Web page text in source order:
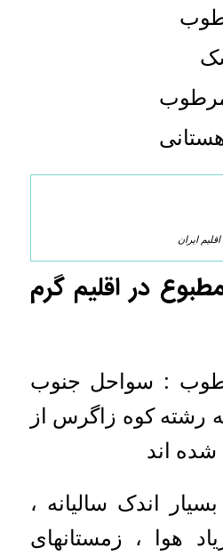
مرطوب
اقلیم ایران
در اقلیم گرم
: سواحل جنوب
رشته کوه زاگرس از
اند
اندک سالیانه ،
هوا ، زمستانهای